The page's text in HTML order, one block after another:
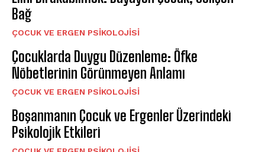
Bağ
ÇOCUK VE ERGEN PSIKOLOJISI
Çocuklarda Duygu Düzenleme: Öfke
Nöbetlerinin Görünmeyen Anlamı
ÇOCUK VE ERGEN PSIKOLOJISI
Boşanmanın Çocuk ve Ergenler Üzerindeki
Psikolojik Etkileri